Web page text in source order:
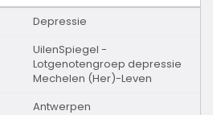
Depressie
UilenSpiegel -
Lotgenotengroep depressie
Mechelen (Her)-Leven
Antwerpen